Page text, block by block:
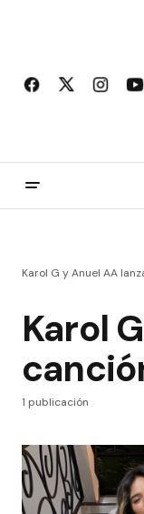
Karol G y Anuel AA
Karol
1 publicación